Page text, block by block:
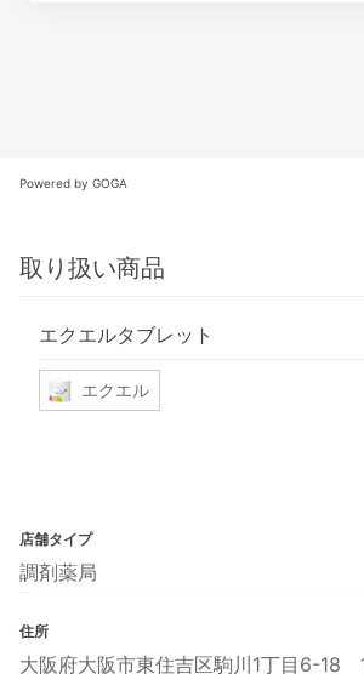
Powered by GOGA
取り扱い商品
エクエルタブレット
エクエル
店舗タイプ
調剤薬局
住所
大阪府大阪市東住吉区駒川1丁目6-18